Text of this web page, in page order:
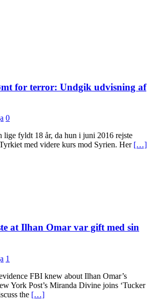
for terror: Undgik udvisning af
0
fyldt 18 år, da hun i juni 2016 rejste
med videre kurs mod Syrien. Her […]
at Ilhan Omar var gift med sin
1
FBI knew about Ilhan Omar’s
York Post’s Miranda Divine joins ‘Tucker
the […]